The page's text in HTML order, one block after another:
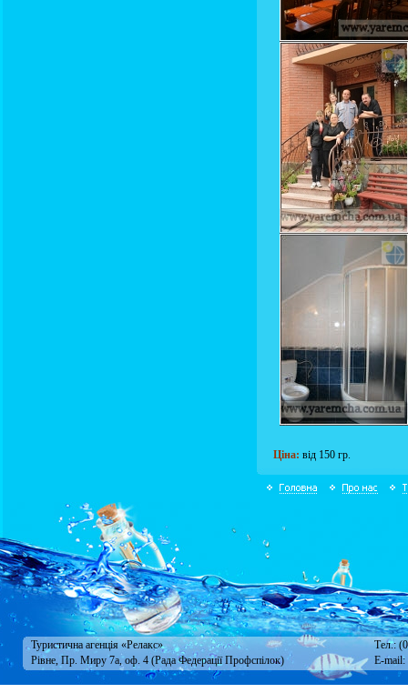
Ціна: від 150 гр.
Туристична агенція «Релакс»
Тел.:
Рівне, Пр. Миру 7а, оф. 4 (Рада Федерації Профспілок)
E-mail: